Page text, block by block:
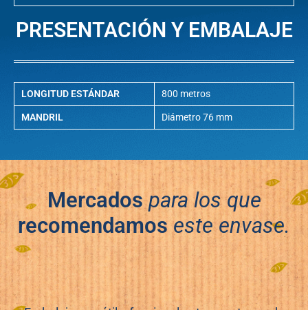
PRESENTACIÓN Y EMBALAJE
LONGITUD ESTÁNDAR 800 metros
MANDRIL Diámetro 76 mm
Mercadospara los que
recomendamoseste envase.